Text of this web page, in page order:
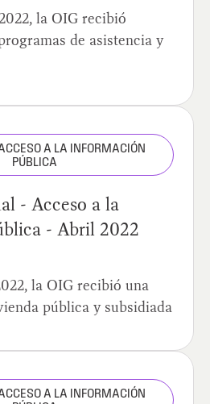
la OIG recibió
de asistencia y
A LA INFORMACIÓN
PÚBLICA
- Acceso a la
- Abril 2022
la OIG recibió una
pública y subsidiada
A LA INFORMACIÓN